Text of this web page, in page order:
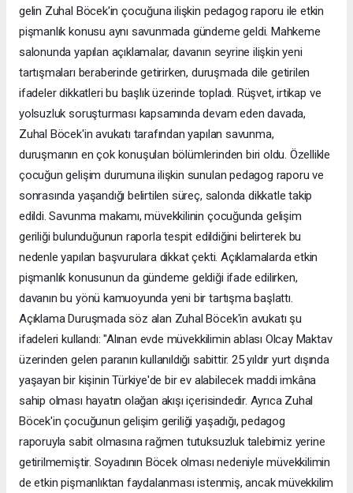
gelin Zuhal Böcek'in çocuğuna ilişkin pedagog raporu ile etkin
pişmanlık konusu aynı savunmada gündeme geldi. Mahkeme
salonunda yapılan açıklamalar, davanın seyrine ilişkin yeni
tartışmaları beraberinde getirirken, duruşmada dile getirilen
ifadeler dikkatleri bu başlık üzerinde topladı. Rüşvet, irtikap ve
yolsuzluk soruşturması kapsamında devam eden davada,
Zuhal Böcek'in avukatı tarafından yapılan savunma,
duruşmanın en çok konuşulan bölümlerinden biri oldu. Özellikle
çocuğun gelişim durumuna ilişkin sunulan pedagog raporu ve
sonrasında yaşandığı belirtilen süreç, salonda dikkatle takip
edildi. Savunma makamı, müvekkilinin çocuğunda gelişim
geriliği bulunduğunun raporla tespit edildiğini belirterek bu
nedenle yapılan başvurulara dikkat çekti. Açıklamalarda etkin
pişmanlık konusunun da gündeme geldiği ifade edilirken,
davanın bu yönü kamuoyunda yeni bir tartışma başlattı.
Açıklama Duruşmada söz alan Zuhal Böcek'in avukatı şu
ifadeleri kullandı: "Alınan evde müvekkilimin ablası Olcay Maktav
üzerinden gelen paranın kullanıldığı sabittir. 25 yıldır yurt dışında
yaşayan bir kişinin Türkiye'de bir ev alabilecek maddi imkâna
sahip olması hayatın olağan akışı içerisindedir. Ayrıca Zuhal
Böcek'in çocuğunun gelişim geriliği yaşadığı, pedagog
raporuyla sabit olmasına rağmen tutuksuzluk talebimiz yerine
getirilmemiştir. Soyadının Böcek olması nedeniyle müvekkilimin
de etkin pişmanlıktan faydalanması istenmiş, ancak müvekkilim